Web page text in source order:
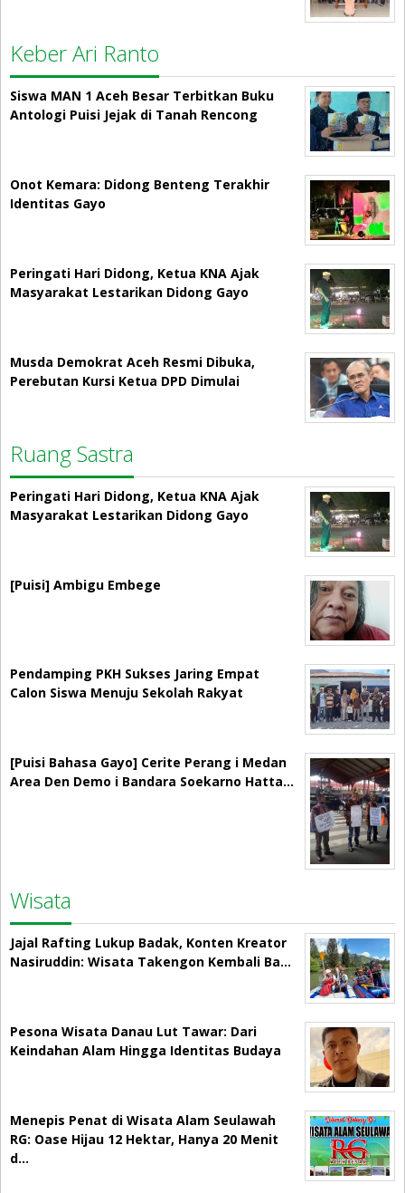
Keber Ari Ranto
Siswa MAN 1 Aceh Besar Terbitkan Buku
Antologi Puisi Jejak di Tanah Rencong
Onot Kemara: Didong Benteng Terakhir
Identitas Gayo
Peringati Hari Didong, Ketua KNA Ajak
Masyarakat Lestarikan Didong Gayo
Musda Demokrat Aceh Resmi Dibuka,
Perebutan Kursi Ketua DPD Dimulai
Ruang Sastra
Peringati Hari Didong, Ketua KNA Ajak
Masyarakat Lestarikan Didong Gayo
[Puisi] Ambigu Embege
Pendamping PKH Sukses Jaring Empat
Calon Siswa Menuju Sekolah Rakyat
[Puisi Bahasa Gayo] Cerite Perang i Medan
Area Den Demo i Bandara Soekarno Hatta…
Wisata
Jajal Rafting Lukup Badak, Konten Kreator
Nasiruddin: Wisata Takengon Kembali Ba…
Pesona Wisata Danau Lut Tawar: Dari
Keindahan Alam Hingga Identitas Budaya
Menepis Penat di Wisata Alam Seulawah
RG: Oase Hijau 12 Hektar, Hanya 20 Menit
d…